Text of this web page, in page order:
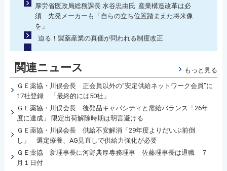
厚労省医政局総務課長 水谷忠由氏 産業構造改革は必
須 先発メーカーも「自らの立ち位置踏まえた将来像
を」
迫る！製薬産業の真価が問われる制度改正
関連ニュース もっと見る
ＧＥ薬協・川俣会長 正会員以外の“安定供給ネットワーク会員”に
17社登録 「最終的には50社」
ＧＥ薬協・川俣会長 後発品キャパシティと需給バランス「26年
度に達成」 限定出荷解除時期は明言避ける
ＧＥ薬協・川俣会長 供給不安解消「29年度よりだいぶ前倒
し」 選定療養、AG見直しで供給力強化が必要
ＧＥ薬協 新理事長に河野典厚専務理事 佐藤理事長は退職 ７
月１日付